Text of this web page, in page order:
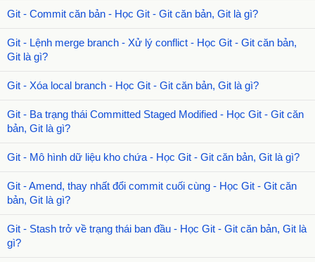
Git - Commit căn bản - Học Git - Git căn bản, Git là gì?
Git - Lệnh merge branch - Xử lý conflict - Học Git - Git căn bản,
Git là gì?
Git - Xóa local branch - Học Git - Git căn bản, Git là gì?
Git - Ba trạng thái Committed Staged Modified - Học Git - Git căn
bản, Git là gì?
Git - Mô hình dữ liệu kho chứa - Học Git - Git căn bản, Git là gì?
Git - Amend, thay nhất đổi commit cuối cùng - Học Git - Git căn
bản, Git là gì?
Git - Stash trở về trạng thái ban đầu - Học Git - Git căn bản, Git là
gì?